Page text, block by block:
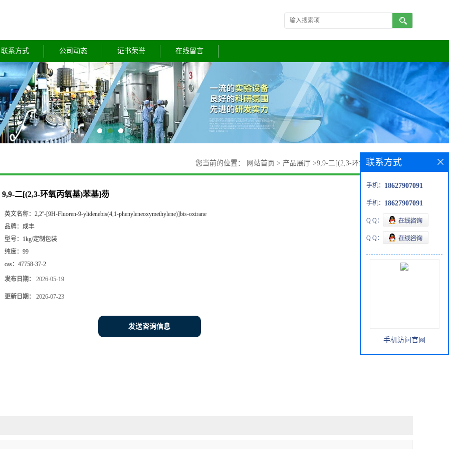
联系方式 公司动态 证书荣誉 在线留言
您当前的位置： 网站首页 > 产品展厅 >9,9-二[(2,3-环氧丙氧基)苯基]芴
9,9-二[(2,3-环氧丙氧基)苯基]芴
英文名称： 2,2''-[9H-Fluoren-9-ylidenebis(4,1-phenyleneoxymethylene)]bis-oxirane
品牌： 成丰
型号： 1kg/定制包装
纯度： 99
cas： 47758-37-2
发布日期： 2026-05-19
更新日期： 2026-07-23
发送咨询信息
联系方式
手机： 18627907091
手机： 18627907091
Q Q：
Q Q：
手机访问官网